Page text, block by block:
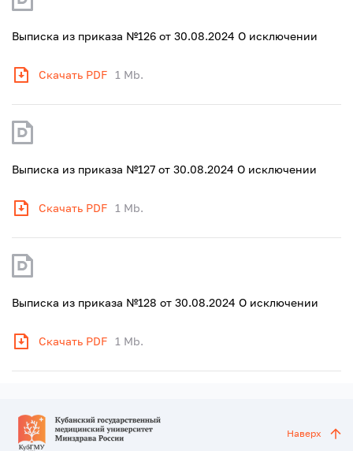
Выписка из приказа №126 от 30.08.2024 О исключении
Скачать PDF 1 Mb.
Выписка из приказа №127 от 30.08.2024 О исключении
Скачать PDF 1 Mb.
Выписка из приказа №128 от 30.08.2024 О исключении
Скачать PDF 1 Mb.
Наверх